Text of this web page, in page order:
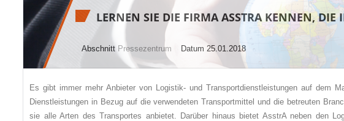
LERNEN SIE DIE FIRMA ASSTRA KENNEN, DIE
Abschnitt Pressezentrum Datum 25.01.2018
Es gibt immer mehr Anbieter von Logistik- und Transportdienstleistungen auf dem
Dienstleistungen in Bezug auf die verwendeten Transportmittel und die betreuten
sie alle Arten des Transportes anbietet. Darüber hinaus bietet AsstrA neben den